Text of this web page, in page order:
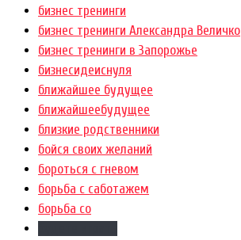
бизнес тренинги
бизнес тренинги Александра Величко
бизнес тренинги в Запорожье
бизнесидеиснуля
ближайшее будущее
ближайшеебудущее
близкие родственники
бойся своих желаний
бороться с гневом
борьба с саботажем
борьба со